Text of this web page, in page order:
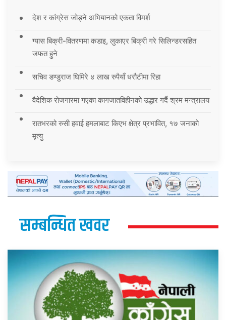
देश र कांग्रेस जोड्ने अभियानको एकता विमर्श
ग्यास बिक्री-वितरणमा कडाइ, लुकाएर बिक्री गरे सिलिन्डरसहित
जफत हुने
सचिव डण्डुराज घिमिरे ४ लाख रुपैयाँ धरौटीमा रिहा
वैदेशिक रोजगारमा गएका कागजातविहीनको उद्धार गर्दै श्रम मन्त्रालय
रातभरको रुसी हवाई हमलाबाट किएभ क्षेत्र प्रभावित, १७ जनाको
मृत्यु
सम्बन्धित खवर